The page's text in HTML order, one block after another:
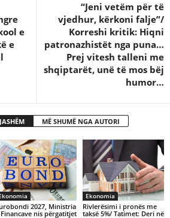
e
e
“Jeni vetëm për të
vjedhur, kërkoni falje”/
Korreshi kritik: Hiqni
patronazhistët nga puna…
Prej vitesh talleni me
shqiptarët, unë të mos bëj
humor…
MË SHUMË NGA AUTORI
2027, Ministria
nis përgatitjet
Ekonomia
Rivlerësimi i pronës me
taksë 5%/ Tatimet: Deri në